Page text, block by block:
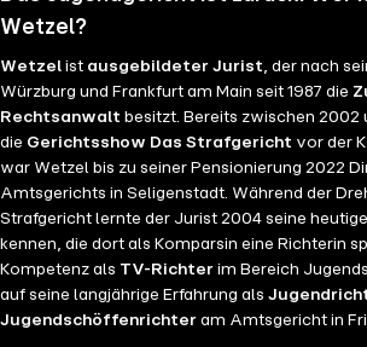
Wetzel?
Wetzel ist ausgebildeter Jurist, der nach
Würzburg und Frankfurt am Main seit 1987 die
Rechtsanwalt besitzt. Bereits zwischen 2002
die Gerichtsshow Das Strafgericht vor der
war Wetzel bis zu seiner Pensionierung 2022
Amtsgerichts in Seligenstadt. Während der
Strafgericht lernte der Jurist 2004 seine
kennen, die dort als Komparsin eine Richterin
Kompetenz als TV-Richter im Bereich
auf seine langjährige Erfahrung als
Jugendschöffenrichter am Amtsgericht in